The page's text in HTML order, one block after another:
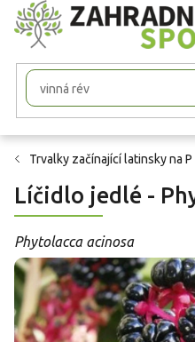
Přejít
na
obsah
Trvalky začínající latinsky na P
Líčidlo jedlé -
Phytolacca acinosa